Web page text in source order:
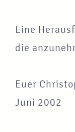
Eine
die
Euer
Juni 2002